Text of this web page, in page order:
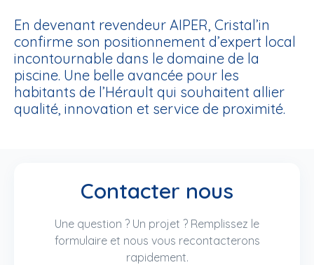
En devenant revendeur AIPER, Cristal’in
confirme son positionnement d’expert local
incontournable dans le domaine de la
piscine. Une belle avancée pour les
habitants de l’Hérault qui souhaitent allier
qualité, innovation et service de proximité.
Contacter nous
Une question ? Un projet ? Remplissez le
formulaire et nous vous recontacterons
rapidement.